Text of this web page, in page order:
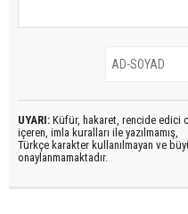
UYARI: Küfür, hakaret, rencide edici
içeren, imla kuralları ile yazılmamış,
Türkçe karakter kullanılmayan ve
onaylanmamaktadır.